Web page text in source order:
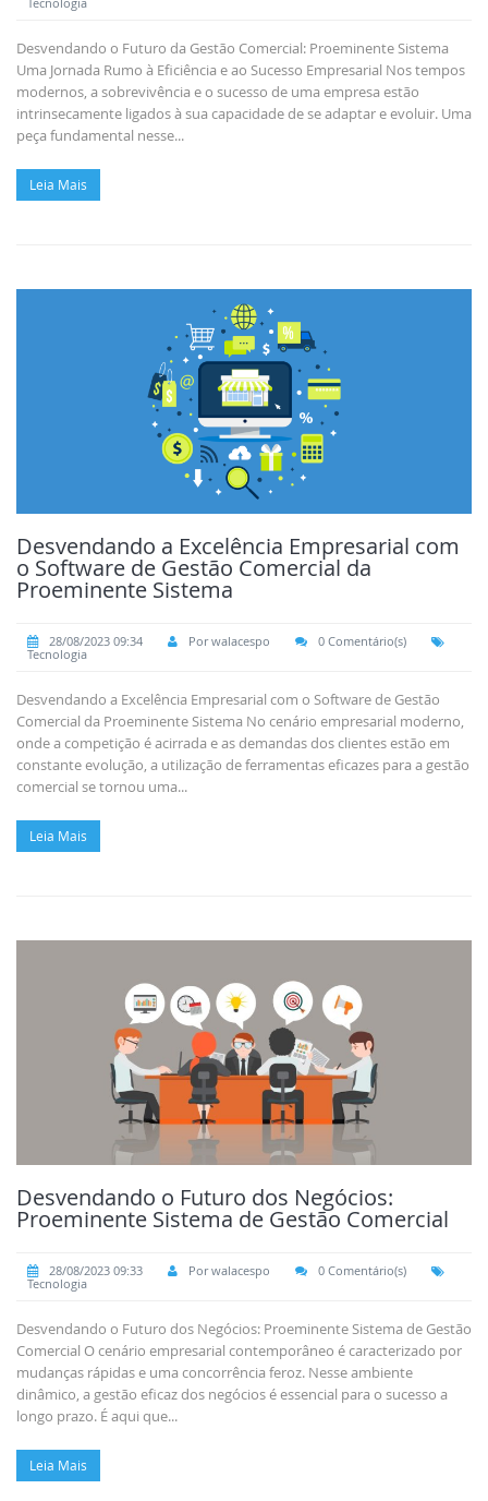
Desvendando o Futuro da Gestão Comercial: Proeminente Sistema
Uma Jornada Rumo à Eficiência e ao Sucesso Empresarial Nos tempos
modernos, a sobrevivência e o sucesso de uma empresa estão
intrinsecamente ligados à sua capacidade de se adaptar e evoluir. Uma
peça fundamental nesse...
Leia Mais
Desvendando a Excelência Empresarial com
o Software de Gestão Comercial da
Proeminente Sistema
28/08/2023 09:34 Por walacespo
0 Comentário(s)
Tecnologia
Desvendando a Excelência Empresarial com o Software de Gestão
Comercial da Proeminente Sistema No cenário empresarial moderno,
onde a competição é acirrada e as demandas dos clientes estão em
constante evolução, a utilização de ferramentas eficazes para a gestão
comercial se tornou uma...
Leia Mais
Desvendando o Futuro dos Negócios:
Proeminente Sistema de Gestão Comercial
28/08/2023 09:33 Por walacespo
0 Comentário(s)
Tecnologia
Desvendando o Futuro dos Negócios: Proeminente Sistema de Gestão
Comercial O cenário empresarial contemporâneo é caracterizado por
mudanças rápidas e uma concorrência feroz. Nesse ambiente
dinâmico, a gestão eficaz dos negócios é essencial para o sucesso a
longo prazo. É aqui que...
Leia Mais